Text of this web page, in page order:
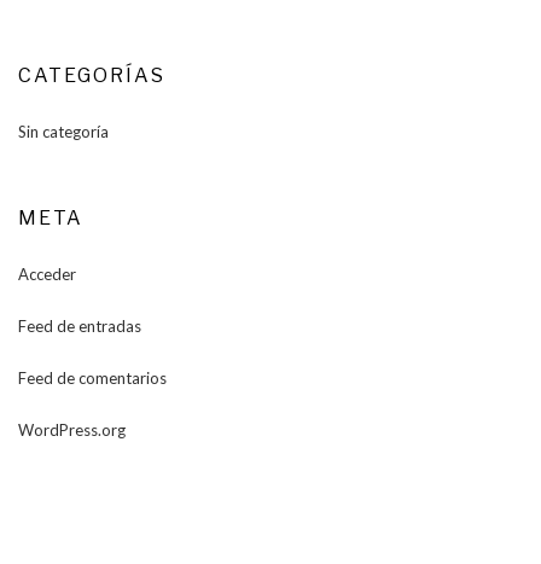
CATEGORÍAS
Sin categoría
META
Acceder
Feed de entradas
Feed de comentarios
WordPress.org